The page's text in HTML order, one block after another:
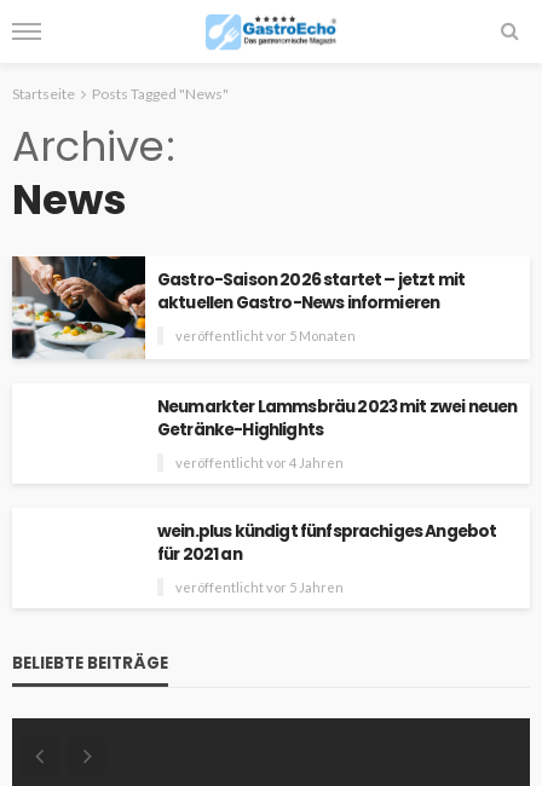
Startseite Posts Tagged "News"
Archive
News
Gastro-Saison 2026 startet – jetzt mit
aktuellen Gastro-News informieren
veröffentlicht vor 5 Monaten
Neumarkter Lammsbräu 2023 mit zwei neuen
Getränke-Highlights
veröffentlicht vor 4 Jahren
wein.plus kündigt fünfsprachiges Angebot
für 2021 an
veröffentlicht vor 5 Jahren
BELIEBTE BEITRÄGE